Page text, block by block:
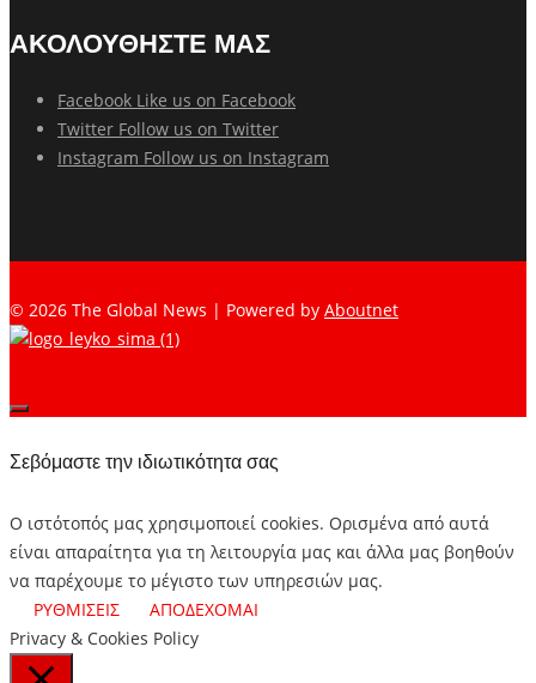
ΑΚΟΛΟΥΘΗΣΤΕ ΜΑΣ
Facebook Like us on Facebook
Twitter Follow us on Twitter
Instagram Follow us on Instagram
© 2026 The Global News | Powered by Aboutnet
Σεβόμαστε την ιδιωτικότητα σας
Ο ιστότοπός μας χρησιμοποιεί cookies. Ορισμένα από αυτά
είναι απαραίτητα για τη λειτουργία μας και άλλα μας βοηθούν
να παρέχουμε το μέγιστο των υπηρεσιών μας.
ΡΥΘΜΙΣΕΙΣ
ΑΠΟΔΕΧΟΜΑΙ
Privacy & Cookies Policy